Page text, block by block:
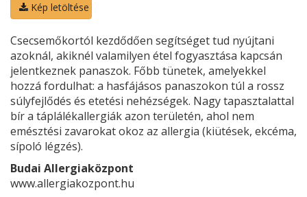
Kép letöltése
Csecsemőkortól kezdődően segítséget tud nyújtani
azoknál, akiknél valamilyen étel fogyasztása kapcsán
jelentkeznek panaszok. Főbb tünetek, amelyekkel
hozzá fordulhat: a hasfájásos panaszokon túl a rossz
súlyfejlődés és etetési nehézségek. Nagy tapasztalattal
bír a táplálékallergiák azon területén, ahol nem
emésztési zavarokat okoz az allergia (kiütések, ekcéma,
sípoló légzés).
Budai Allergiaközpont
www.allergiakozpont.hu